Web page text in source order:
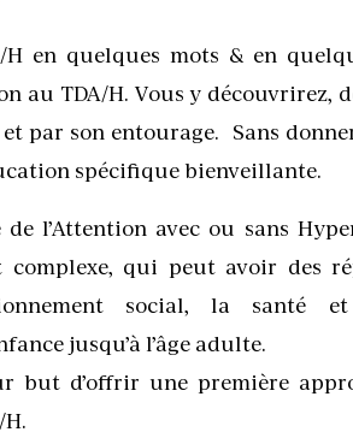
H en quelques mots & en
au TDA/H. Vous y découvrirez,
par son entourage. Sans
spécifique bienveillante.
l’Attention avec ou sans
qui peut avoir des
social, la santé
jusqu’à l’âge adulte.
but d’offrir une première